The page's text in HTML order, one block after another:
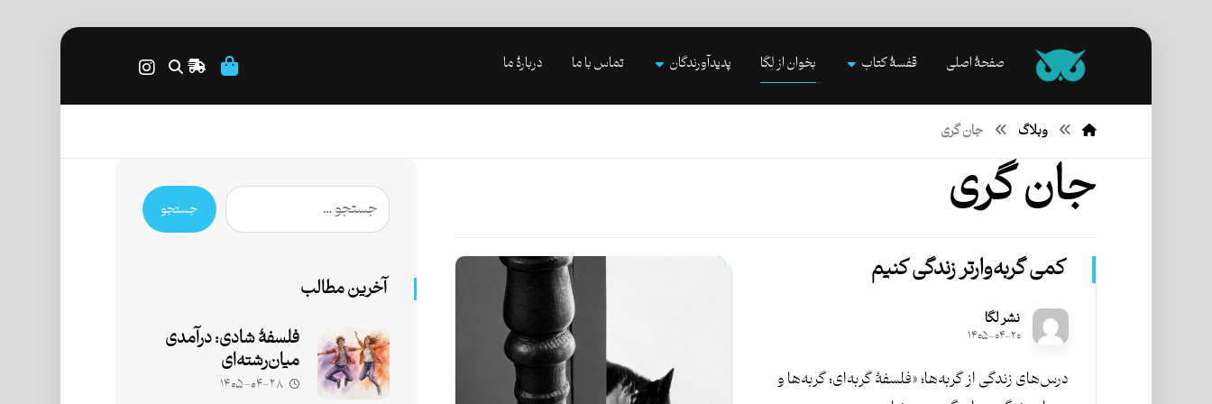
صفحۀ اصلی قفسۀ کتاب بخوان از لِگا پدیدآورندگان تماس با ما دربارۀ ما
وبلاگ جان گری
جان گری
کمی گربه‌وارتر زندگی کنیم
نشر لگا
۱۴۰۵-۰۴-۲۰
درس‌های زندگی از گربه‌ها؛ «فلسفۀ گربه‌ای: گربه‌ها و
جستجو
آخرین مطالب
فلسفۀ شادی: درآمدی
میان‌رشته‌ای
۱۴۰۵-۰۴-۲۸